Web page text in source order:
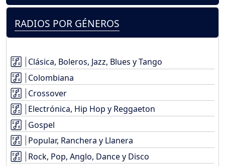
RADIOS POR GÉNEROS
Clásica, Boleros, Jazz, Blues y Tango
Colombiana
Crossover
Electrónica, Hip Hop y Reggaeton
Gospel
Popular, Ranchera y Llanera
Rock, Pop, Anglo, Dance y Disco